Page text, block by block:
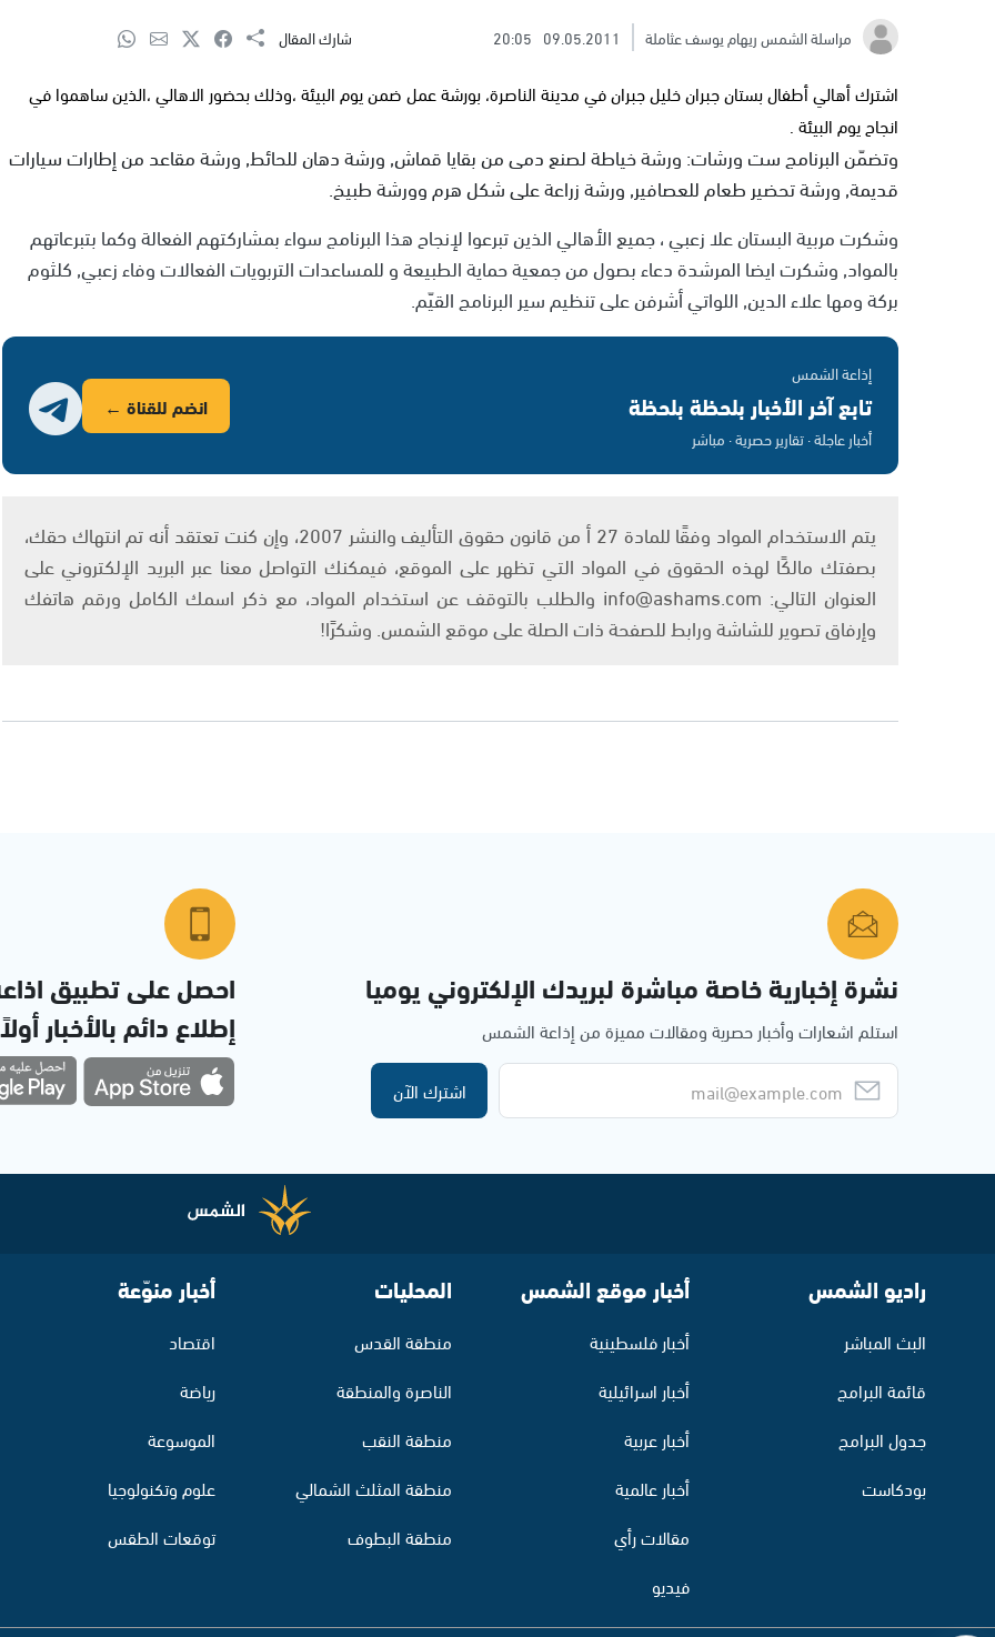
مراسلة الشمس ريهام يوسف عثاملة 09.05.2011
20:05 شارك المقال
اشترك أهالي أطفال بستان جبران خليل جبران في مدينة الناصرة، بورشة عمل ضمن يوم البيئة ،وذلك بحضور الاهالي ،الذين ساهموا في
انجاح يوم البيئة .
وتضمّن البرنامج ست ورشات: ورشة خياطة لصنع دمى من بقايا قماش, ورشة دهان للحائط, ورشة مقاعد من إطارات سيارات
قديمة, ورشة تحضير طعام للعصافير, ورشة زراعة على شكل هرم وورشة طبيخ.
وشكرت مربية البستان علا زعبي ، جميع الأهالي الذين تبرعوا لإنجاح هذا البرنامج سواء بمشاركتهم الفعالة وكما بتبرعاتهم
بالمواد, وشكرت ايضا المرشدة دعاء بصول من جمعية حماية الطبيعة و للمساعدات التربويات الفعالات وفاء زعبي, كلثوم
بركة ومها علاء الدين, اللواتي أشرفن على تنظيم سير البرنامج القيّم.
إذاعة الشمس
تابع آخر الأخبار بلحظة بلحظة
أخبار عاجلة · تقارير حصرية · مباشر
انضم للقناة ←
يتم الاستخدام المواد وفقًا للمادة 27 أ من قانون حقوق التأليف والنشر 2007، وإن كنت تعتقد أنه تم انتهاك حقك،
بصفتك مالكًا لهذه الحقوق في المواد التي تظهر على الموقع، فيمكنك التواصل معنا عبر البريد الإلكتروني على
العنوان التالي: info@ashams.com والطلب بالتوقف عن استخدام المواد، مع ذكر اسمك الكامل ورقم هاتفك
وإرفاق تصوير للشاشة ورابط للصفحة ذات الصلة على موقع الشمس. وشكرًا!
نشرة إخبارية خاصة مباشرة لبريدك الإلكتروني يوميا
استلم اشعارات وأخبار حصرية ومقالات مميزة من إذاعة الشمس
اشترك الآن
احصل على تطبيق
إطلاع دائم بالأخبار
راديو الشمس
البث المباشر
قائمة البرامج
جدول البرامج
بودكاست
أخبار موقع الشمس
أخبار فلسطينية
أخبار اسرائيلية
أخبار عربية
أخبار عالمية
مقالات رأي
فيديو
المحليات
منطقة القدس
الناصرة والمنطقة
منطقة النقب
منطقة المثلث الشمالي
منطقة البطوف
أخبار منوّعة
اقتصاد
رياضة
الموسوعة
علوم وتكنولوجيا
توقعات الطقس